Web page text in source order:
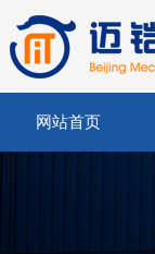
网站首页